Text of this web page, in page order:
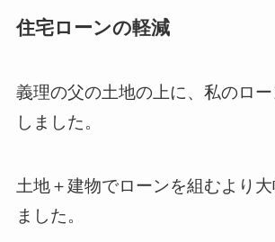
住宅ローンの軽減
義理の父の土地の上に、私のロ
しました。
土地＋建物でローンを組むより
ました。